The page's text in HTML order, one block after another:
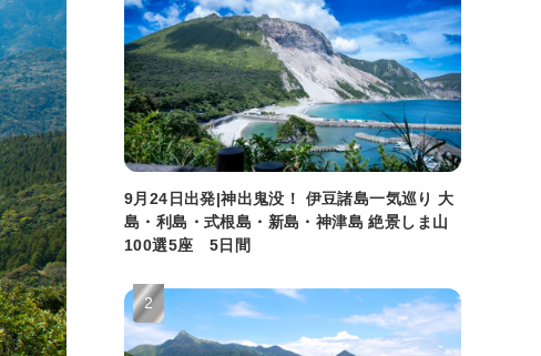
9月24日出発|神出鬼没！ 伊豆諸島一気巡り 大
島・利島・式根島・新島・神津島 絶景しま山
100選5座 5日間